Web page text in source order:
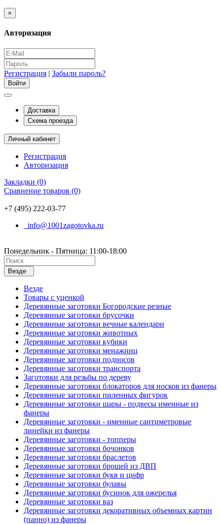
×
Авторизация
Регистрация | Забыли пароль?
Доставка
Схема проезда
Личный кабинет
Регистрация
Авторизация
Закладки (0)
Сравнение товаров (0)
+7 (495) 222-03-77
info@1001zagotovka.ru
Понедельник - Пятница: 11:00-18:00
Везде
Везде
Товары с уценкой
Деревянные заготовки Богородские резные
Деревянные заготовки брусочки
Деревянные заготовки вечные календари
Деревянные заготовки животных
Деревянные заготовки кубики
Деревянные заготовки менажниц
Деревянные заготовки подносов
Деревянные заготовки транспорта
Заготовки для резьбы по дереву
Деревянные заготовки блокаторов для носков из фанеры
Деревянные заготовки пиленных фигурок
Деревянные заготовки шары - подвесы именные из
фанеры
Деревянные заготовки - именные сантиметровые
линейки из фанеры
Деревянные заготовки - топперы
Деревянные заготовки бочонков
Деревянные заготовки браслетов
Деревянные заготовки брошей из ДВП
Деревянные заготовки букв и цифр
Деревянные заготовки булавы
Деревянные заготовки бусинок для ожерелья
Деревянные заготовки ваз
Деревянные заготовки декоративных объемных картин
(панно) из фанеры